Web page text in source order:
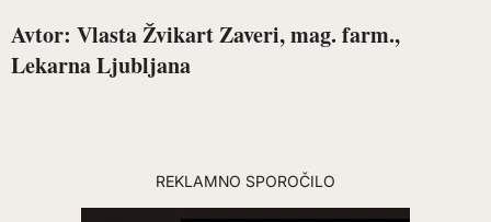
Avtor: Vlasta Žvikart Zaveri, mag. farm.,
Lekarna Ljubljana
REKLAMNO SPOROČILO